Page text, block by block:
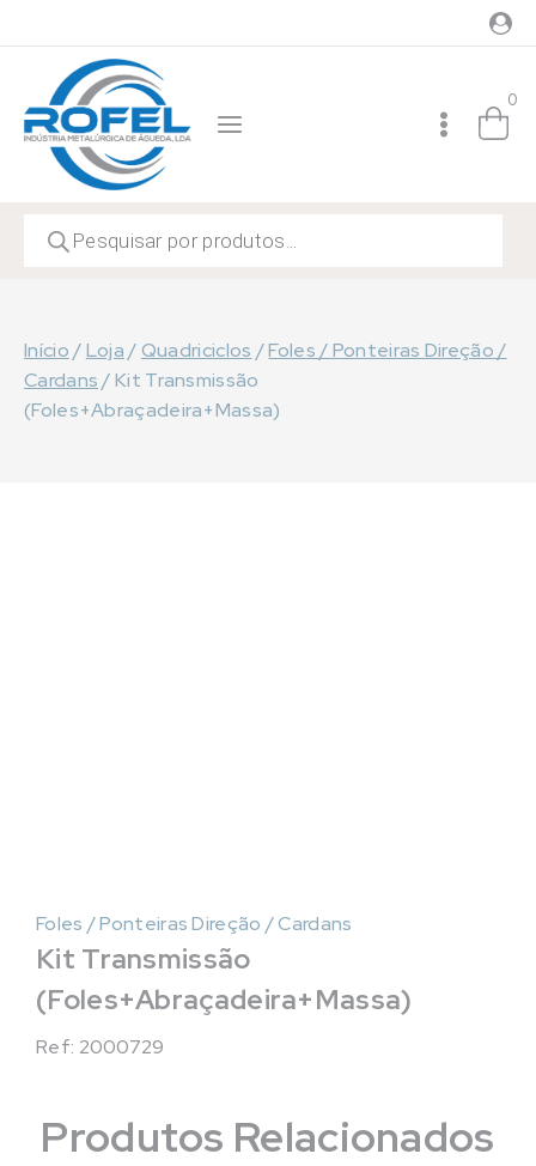
to
content
0
search
Início/Loja /Quadriciclos /Foles / Ponteiras Direção /
Cardans /Kit Transmissão
(Foles+Abraçadeira+Massa)
Foles / Ponteiras Direção / Cardans
Kit Transmissão
(Foles+Abraçadeira+Massa)
Ref: 2000729
Produtos Relacionados